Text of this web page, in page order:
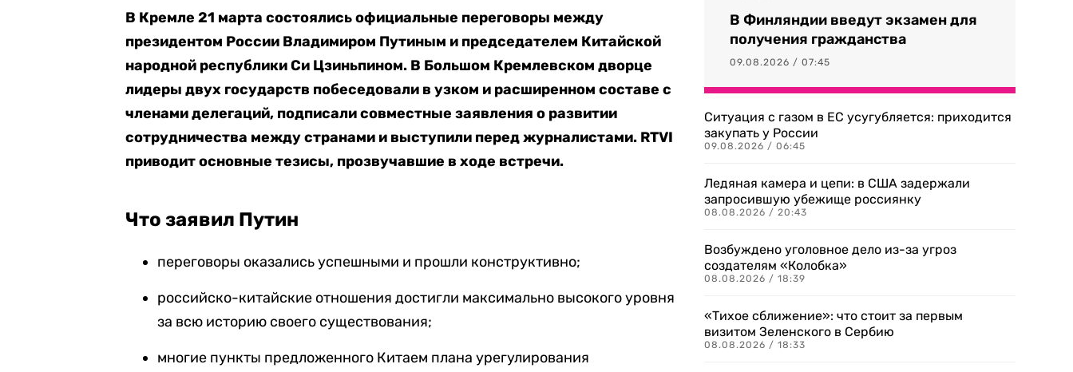
В Кремле 21 марта состоялись официальные переговоры между
президентом России Владимиром Путиным и председателем Китайской
народной республики Си Цзиньпином. В Большом Кремлевском дворце
лидеры двух государств побеседовали в узком и расширенном составе с
членами делегаций, подписали совместные заявления о развитии
сотрудничества между странами и выступили перед журналистами. RTVI
приводит основные тезисы, прозвучавшие в ходе встречи.
Что заявил Путин
переговоры оказались успешными и прошли конструктивно;
российско-китайские отношения достигли максимально высокого уровня
за всю историю своего существования;
многие пункты предложенного Китаем плана урегулирования
В Финляндии введут экзамен для
получения гражданства
09.08.2026 / 07:45
Ситуация с газом в ЕС усугубляется: приходится
закупать у России
09.08.2026 / 06:45
Ледяная камера и цепи: в США задержали
запросившую убежище россиянку
08.08.2026 / 20:43
Возбуждено уголовное дело из-за угроз
создателям «Колобка»
08.08.2026 / 18:39
«Тихое сближение»: что стоит за первым
визитом Зеленского в Сербию
08.08.2026 / 18:33